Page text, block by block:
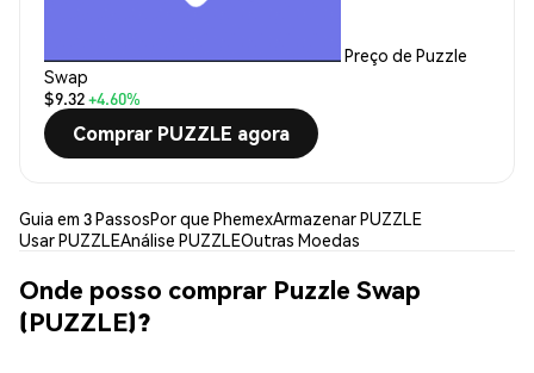
Preço de Puzzle
Swap
$9.32+4.60%
Comprar PUZZLE agora
Guia em 3 PassosPor que PhemexArmazenar PUZZLE
Usar PUZZLEAnálise PUZZLEOutras Moedas
Onde posso comprar Puzzle Swap
(PUZZLE)?